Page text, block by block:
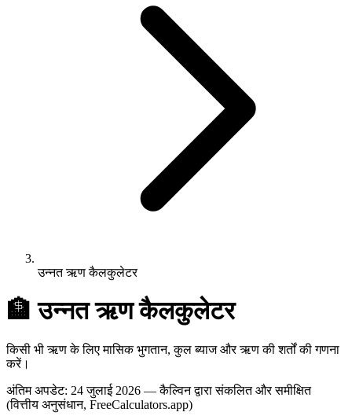
उन्नत ऋण कैलकुलेटर
🏦उन्नत ऋण कैलकुलेटर
किसी भी ऋण के लिए मासिक भुगतान, कुल ब्याज और ऋण की शर्तों की गणना
करें।
अंतिम अपडेट: 24 जुलाई 2026 — कैल्विन द्वारा संकलित और समीक्षित
(वित्तीय अनुसंधान, FreeCalculators.app)